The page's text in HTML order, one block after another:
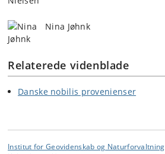
Nina Jøhnk
Relaterede videnblade
Danske nobilis provenienser
Institut for Geovidenskab og Naturforvaltning